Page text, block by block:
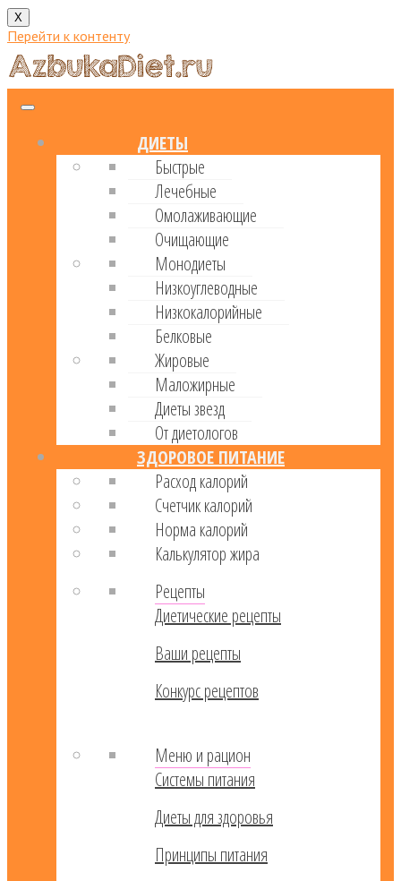
X
Перейти к контенту
ДИЕТЫ
Быстрые
Лечебные
Омолаживающие
Очищающие
Монодиеты
Низкоуглеводные
Низкокалорийные
Белковые
Жировые
Маложирные
Диеты звезд
От диетологов
ЗДОРОВОЕ ПИТАНИЕ
Расход калорий
Cчетчик калорий
Норма калорий
Калькулятор жира
Рецепты
Диетические рецепты
Ваши рецепты
Конкурс рецептов
Меню и рацион
Системы питания
Диеты для здоровья
Принципы питания